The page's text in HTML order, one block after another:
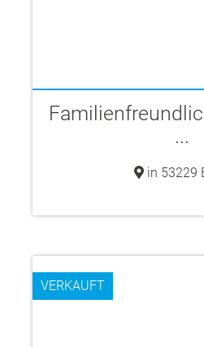
...
in 53229
VERKAUFT